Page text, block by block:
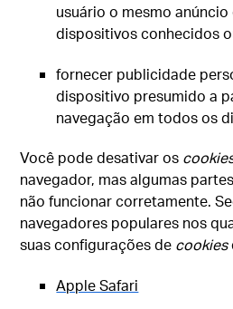
usuário o mesmo
dispositivos conhecidos
fornecer publicidade
dispositivo presumido a
navegação em todos os
Você pode desativar os
navegador, mas algumas
não funcionar corretamente.
navegadores populares nos
suas configurações de cookies
Apple Safari